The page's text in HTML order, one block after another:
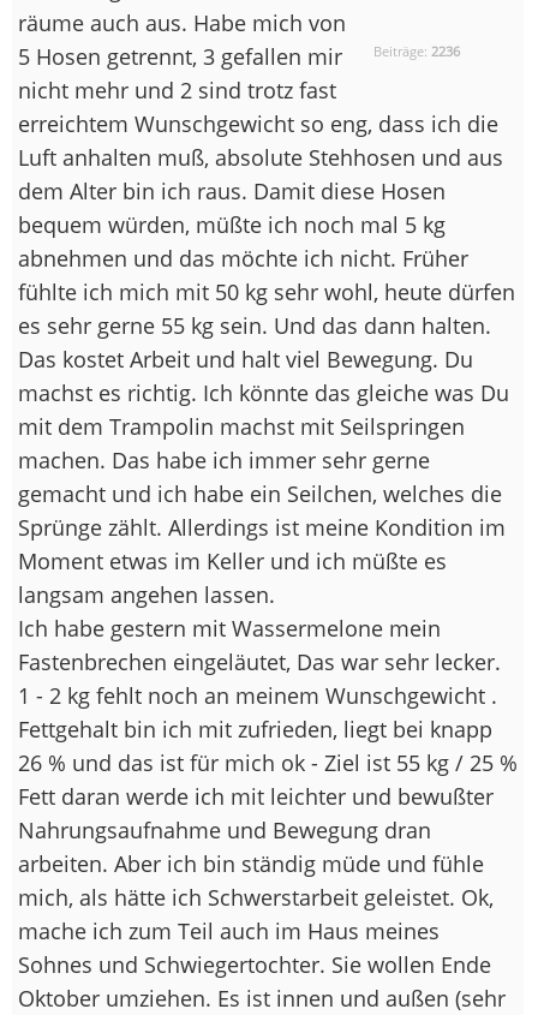
Beiträge: 2236
räume auch aus. Habe mich von
5 Hosen getrennt, 3 gefallen mir
nicht mehr und 2 sind trotz fast
erreichtem Wunschgewicht so eng, dass ich die
Luft anhalten muß, absolute Stehhosen und aus
dem Alter bin ich raus. Damit diese Hosen
bequem würden, müßte ich noch mal 5 kg
abnehmen und das möchte ich nicht. Früher
fühlte ich mich mit 50 kg sehr wohl, heute dürfen
es sehr gerne 55 kg sein. Und das dann halten.
Das kostet Arbeit und halt viel Bewegung. Du
machst es richtig. Ich könnte das gleiche was Du
mit dem Trampolin machst mit Seilspringen
machen. Das habe ich immer sehr gerne
gemacht und ich habe ein Seilchen, welches die
Sprünge zählt. Allerdings ist meine Kondition im
Moment etwas im Keller und ich müßte es
langsam angehen lassen.
Ich habe gestern mit Wassermelone mein
Fastenbrechen eingeläutet, Das war sehr lecker.
1 - 2 kg fehlt noch an meinem Wunschgewicht .
Fettgehalt bin ich mit zufrieden, liegt bei knapp
26 % und das ist für mich ok - Ziel ist 55 kg / 25 %
Fett daran werde ich mit leichter und bewußter
Nahrungsaufnahme und Bewegung dran
arbeiten. Aber ich bin ständig müde und fühle
mich, als hätte ich Schwerstarbeit geleistet. Ok,
mache ich zum Teil auch im Haus meines
Sohnes und Schwiegertochter. Sie wollen Ende
Oktober umziehen. Es ist innen und außen (sehr